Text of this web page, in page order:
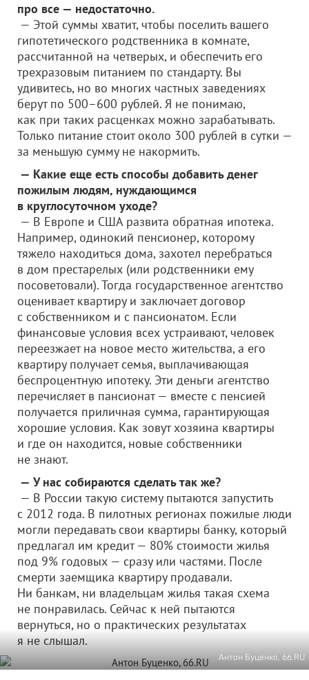
про все — недостаточно.
— Этой суммы хватит, чтобы поселить вашего
гипотетического родственника в комнате,
рассчитанной на четверых, и обеспечить его
трехразовым питанием по стандарту. Вы
удивитесь, но во многих частных заведениях
берут по 500–600 рублей. Я не понимаю,
как при таких расценках можно зарабатывать.
Только питание стоит около 300 рублей в сутки —
за меньшую сумму не накормить.
— Какие еще есть способы добавить денег
пожилым людям, нуждающимся
в круглосуточном уходе?
— В Европе и США развита обратная ипотека.
Например, одинокий пенсионер, которому
тяжело находиться дома, захотел перебраться
в дом престарелых (или родственники ему
посоветовали). Тогда государственное агентство
оценивает квартиру и заключает договор
с собственником и с пансионатом. Если
финансовые условия всех устраивают, человек
переезжает на новое место жительства, а его
квартиру получает семья, выплачивающая
беспроцентную ипотеку. Эти деньги агентство
перечисляет в пансионат — вместе с пенсией
получается приличная сумма, гарантирующая
хорошие условия. Как зовут хозяина квартиры
и где он находится, новые собственники
не знают.
— У нас собираются сделать так же?
— В России такую систему пытаются запустить
с 2012 года. В пилотных регионах пожилые люди
могли передавать свои квартиры банку, который
предлагал им кредит — 80% стоимости жилья
под 9% годовых — сразу или частями. После
смерти заемщика квартиру продавали.
Ни банкам, ни владельцам жилья такая схема
не понравилась. Сейчас к ней пытаются
вернуться, но о практических результатах
я не слышал.
Антон Буценко, 66.RU